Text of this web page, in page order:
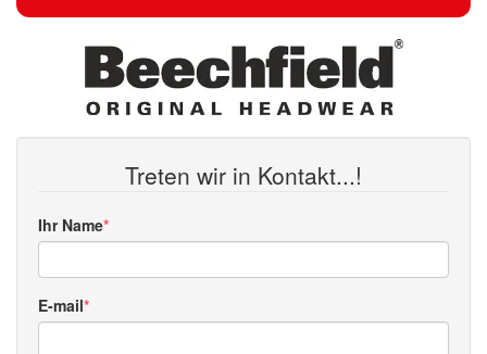
Treten wir in Kontakt...!
Ihr Name
E-mail